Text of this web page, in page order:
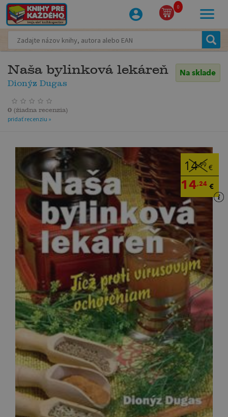
0
Naša bylinková lekáreň
Dionýz Dugas
Na sklade
0 (žiadna recenzia)
pridať recenziu »
14,99 €
14,24 €